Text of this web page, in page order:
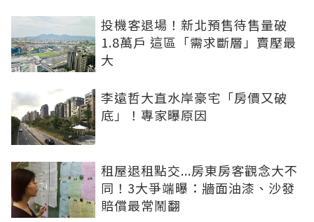
投機客退場！新北預售待售量破
1.8萬戶 這區「需求斷層」賣壓最
大
李遠哲大直水岸豪宅「房價又破
底」！專家曝原因
租屋退租點交...房東房客觀念大不
同！3大爭端曝：牆面油漆、沙發
賠償最常鬧翻